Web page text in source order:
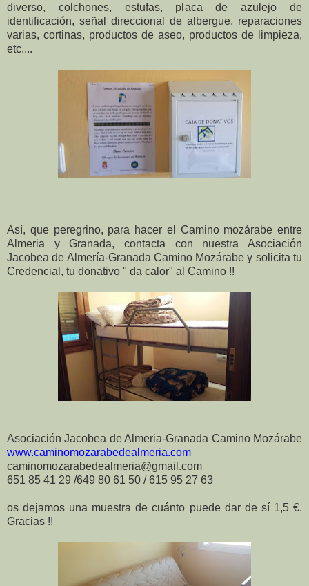
diverso, colchones, estufas, placa de azulejo de
identificación, señal direccional de albergue, reparaciones
varias, cortinas, productos de aseo, productos de limpieza,
etc....
Así, que peregrino, para hacer el Camino mozárabe entre
Almeria y Granada, contacta con nuestra Asociación
Jacobea de Almería-Granada Camino Mozárabe y solicita tu
Credencial, tu donativo " da calor" al Camino !!
Asociación Jacobea de Almeria-Granada Camino Mozárabe
www.caminomozarabedealmeria.com
caminomozarabedealmeria@gmail.com
651 85 41 29 /649 80 61 50 / 615 95 27 63
os dejamos una muestra de cuánto puede dar de sí 1,5 €.
Gracias !!